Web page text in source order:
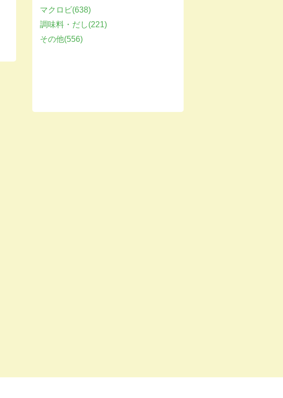
マクロビ(638)
調味料・だし(221)
その他(556)